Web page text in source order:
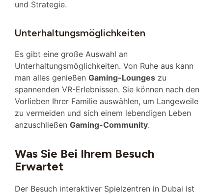
und Strategie.
Unterhaltungsmöglichkeiten
Es gibt eine große Auswahl an
Unterhaltungsmöglichkeiten. Von Ruhe aus kann
man alles genießen Gaming-Lounges zu
spannenden VR-Erlebnissen. Sie können nach den
Vorlieben Ihrer Familie auswählen, um Langeweile
zu vermeiden und sich einem lebendigen Leben
anzuschließen Gaming-Community.
Was Sie Bei Ihrem Besuch
Erwartet
Der Besuch interaktiver Spielzentren in Dubai ist